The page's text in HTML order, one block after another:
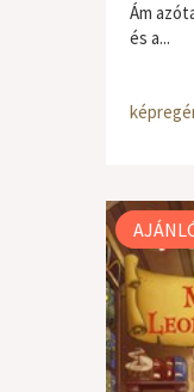
Ám
és a...